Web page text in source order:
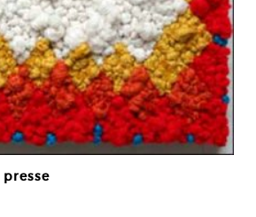
presse